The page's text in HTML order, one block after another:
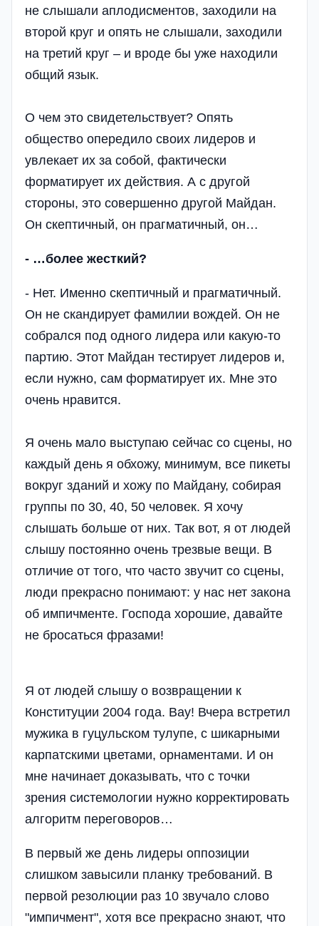
не слышали аплодисментов, заходили на
второй круг и опять не слышали, заходили
на третий круг – и вроде бы уже находили
общий язык.
О чем это свидетельствует? Опять
общество опередило своих лидеров и
увлекает их за собой, фактически
форматирует их действия. А с другой
стороны, это совершенно другой Майдан.
Он скептичный, он прагматичный, он…
- …более жесткий?
- Нет. Именно скептичный и прагматичный.
Он не скандирует фамилии вождей. Он не
собрался под одного лидера или какую-то
партию. Этот Майдан тестирует лидеров и,
если нужно, сам форматирует их. Мне это
очень нравится.
Я очень мало выступаю сейчас со сцены, но
каждый день я обхожу, минимум, все пикеты
вокруг зданий и хожу по Майдану, собирая
группы по 30, 40, 50 человек. Я хочу
слышать больше от них. Так вот, я от людей
слышу постоянно очень трезвые вещи. В
отличие от того, что часто звучит со сцены,
люди прекрасно понимают: у нас нет закона
об импичменте. Господа хорошие, давайте
не бросаться фразами!
Я от людей слышу о возвращении к
Конституции 2004 года. Вау! Вчера встретил
мужика в гуцульском тулупе, с шикарными
карпатскими цветами, орнаментами. И он
мне начинает доказывать, что с точки
зрения системологии нужно корректировать
алгоритм переговоров…
В первый же день лидеры оппозиции
слишком завысили планку требований. В
первой резолюции раз 10 звучало слово
"импичмент", хотя все прекрасно знают, что